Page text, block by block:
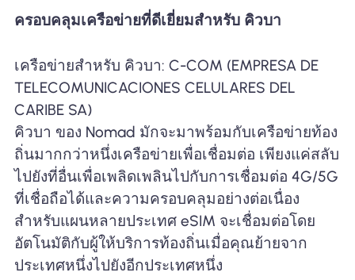
ครอบคลุมเครือข่ายที่ดีเยี่ยมสำหรับ คิวบา
เครือข่ายสำหรับ คิวบา: C-COM (EMPRESA DE
TELECOMUNICACIONES CELULARES DEL
CARIBE SA)
คิวบา ของ Nomad มักจะมาพร้อมกับเครือข่ายท้อง
ถิ่นมากกว่าหนึ่งเครือข่ายเพื่อเชื่อมต่อ เพียงแค่สลับ
ไปยังที่อื่นเพื่อเพลิดเพลินไปกับการเชื่อมต่อ 4G/5G
ที่เชื่อถือได้และความครอบคลุมอย่างต่อเนื่อง
สำหรับแผนหลายประเทศ eSIM จะเชื่อมต่อโดย
อัตโนมัติกับผู้ให้บริการท้องถิ่นเมื่อคุณย้ายจาก
ประเทศหนึ่งไปยังอีกประเทศหนึ่ง